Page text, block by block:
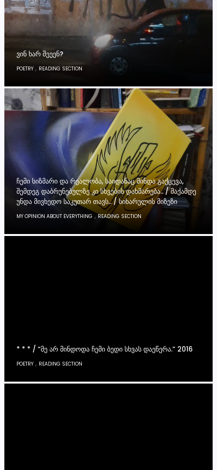
ᲕᲘᲜ ᲮᲐᲠ ᲨᲔᲔᲔᲜ?
POETRY , READING SECTION
ᲩᲔᲛᲘ ᲡᲘᲖᲛᲐᲠᲘ ᲓᲐ ᲠᲔᲐᲚᲝᲑᲐ, ᲡᲐᲘᲓᲐᲜᲐᲪ ᲛᲘᲜᲓᲐ ᲒᲐᲥᲪᲔᲕᲐ,
ᲨᲔᲛᲓᲔᲒ ᲓᲐᲑᲠᲣᲜᲔᲑᲣᲚᲖᲔ ᲙᲘ ᲡᲮᲕᲔᲑᲘᲡ ᲓᲐᲮᲛᲐᲠᲔᲑᲐ.. / ᲛᲐᲥᲐᲛᲓᲔ
ᲣᲜᲓᲐ ᲛᲘᲕᲮᲔᲓᲝ ᲡᲐᲙᲣᲗᲐᲠ ᲗᲐᲕᲡ.. / ᲡᲘᲮᲐᲠᲣᲚᲘᲡ ᲛᲘᲖᲔᲖᲘ
MY OPINION ABOUT EVERYTHING ,READING SECTION
* * * / “ᲛᲔ ᲐᲠ ᲛᲘᲜᲓᲝᲓᲐ ᲩᲔᲛᲘ ᲑᲔᲓᲘ ᲡᲮᲕᲐᲡ ᲓᲐᲔᲬᲔᲠᲐ.” 2016
POETRY , READING SECTION